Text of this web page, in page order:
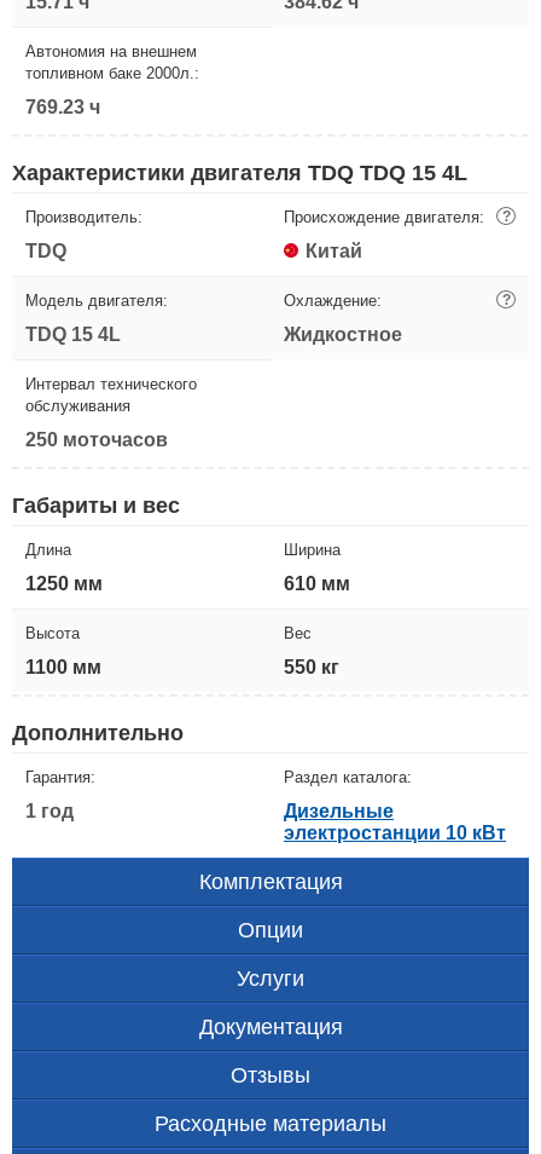
Автономия на внешнем
топливном баке 2000л.:
769.23 ч
Характеристики двигателя TDQ TDQ 15 4L
Производитель:
TDQ
Происхождение двигателя: ?
Китай
Модель двигателя:
TDQ 15 4L
Охлаждение: ?
Жидкостное
Интервал технического
обслуживания
250 моточасов
Габариты и вес
Длина
1250 мм
Ширина
610 мм
Высота
1100 мм
Вес
550 кг
Дополнительно
Гарантия:
1 год
Раздел каталога:
Дизельные
электростанции 10 кВт
Комплектация
Опции
Услуги
Документация
Отзывы
Расходные материалы